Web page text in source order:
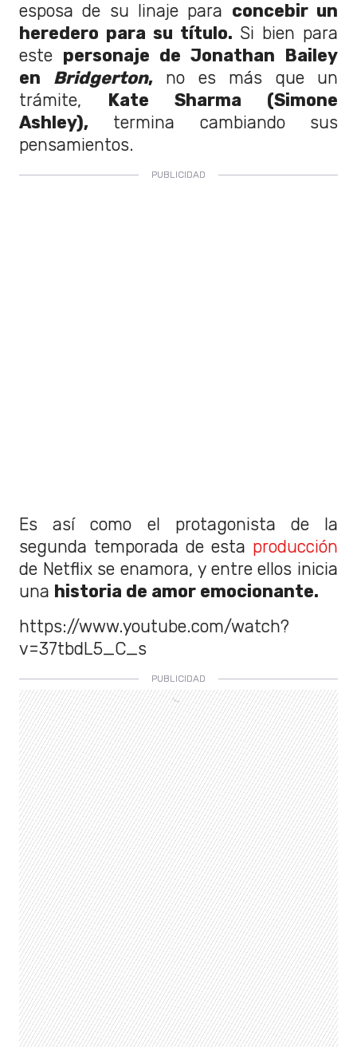
esposa de su linaje para concebir un
heredero para su título. Si bien para
este personaje de Jonathan Bailey
en Bridgerton,no es más que un
trámite,
Kate Sharma (Simone
Ashley), termina cambiando sus
pensamientos.
Es así como el protagonista de la
segunda temporada de esta producción
de Netflix se enamora, y entre ellos inicia
una historia de amor emocionante.
https://www.youtube.com/watch?
v=37tbdL5_C_s